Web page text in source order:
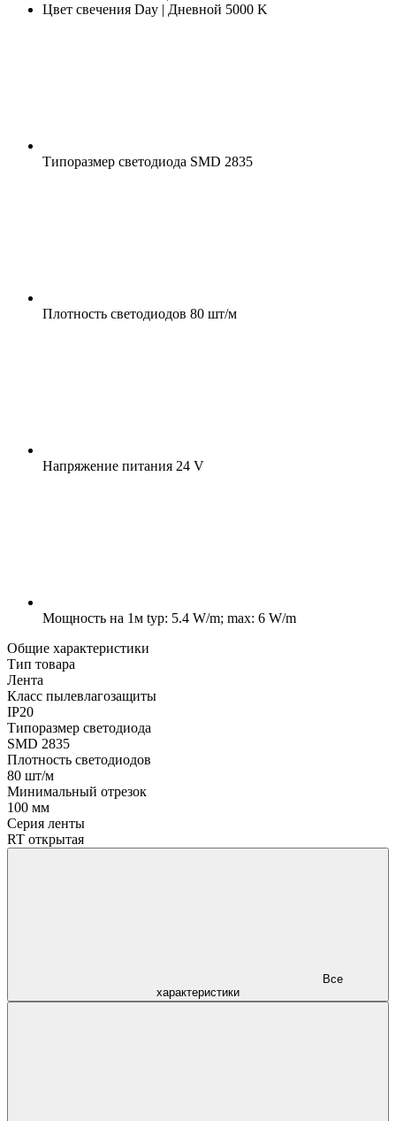
Цвет свечения Day | Дневной 5000 K
Типоразмер светодиода SMD 2835
Плотность светодиодов 80 шт/м
Напряжение питания 24 V
Мощность на 1м typ: 5.4 W/m; max: 6 W/m
Общие характеристики
Тип товара
Лента
Класс пылевлагозащиты
IP20
Типоразмер светодиода
SMD 2835
Плотность светодиодов
80 шт/м
Минимальный отрезок
100 мм
Серия ленты
RT открытая
характеристики